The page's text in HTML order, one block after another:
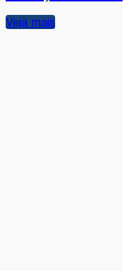
Veja mais